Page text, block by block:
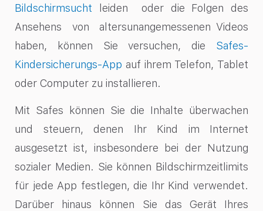
Bildschirmsucht leiden oder die Folgen des
Ansehens von altersunangemessenen Videos
haben, können Sie versuchen, die Safes-
Kindersicherungs-App auf ihrem Telefon, Tablet
oder Computer zu installieren.
Mit Safes können Sie die Inhalte überwachen
und steuern, denen Ihr Kind im Internet
ausgesetzt ist, insbesondere bei der Nutzung
sozialer Medien. Sie können Bildschirmzeitlimits
für jede App festlegen, die Ihr Kind verwendet.
Darüber hinaus können Sie das Gerät Ihres